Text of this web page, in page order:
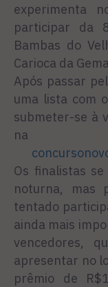
experimenta
participar da
Bambas do
Carioca da
Após passar
uma lista com
submeter-se à
na
Os finalistas
noturna, mas
tentado
ainda mais
vencedores,
apresentar no
prêmio de